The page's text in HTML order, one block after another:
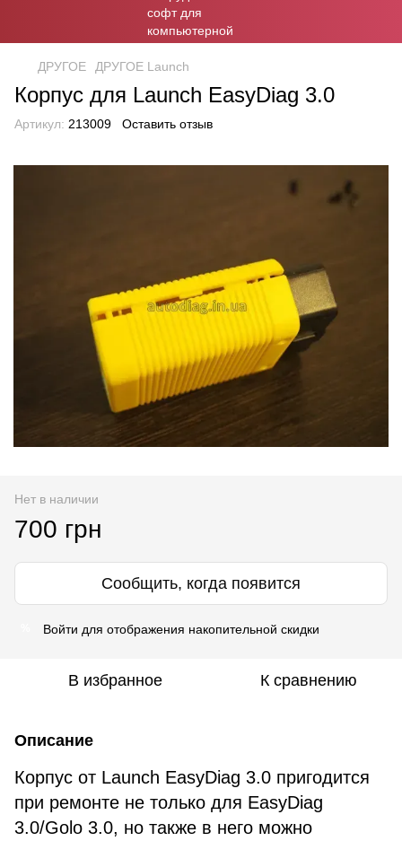
ДРУГОЕ ДРУГОЕ Launch
Корпус для Launch EasyDiag 3.0
Артикул: 213009 Оставить отзыв
Нет в наличии
700 грн
Сообщить, когда появится
Войти для отображения накопительной скидки
В избранное К сравнению
Описание
Корпус от Launch EasyDiag 3.0 пригодится
при ремонте не только для EasyDiag
3.0/Golo 3.0, но также в него можно